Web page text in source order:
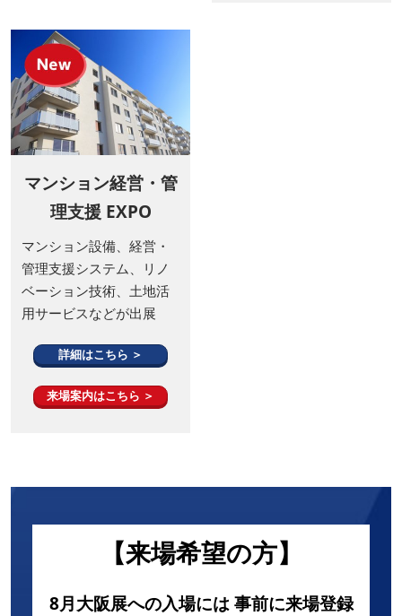
マンション経営・管
理支援 EXPO
マンション設備、経営・
管理支援システム、リノ
ベーション技術、土地活
用サービスなどが出展
詳細はこちら ＞
来場案内はこちら ＞
【来場希望の方】
8月大阪展への入場には 事前に来場登録